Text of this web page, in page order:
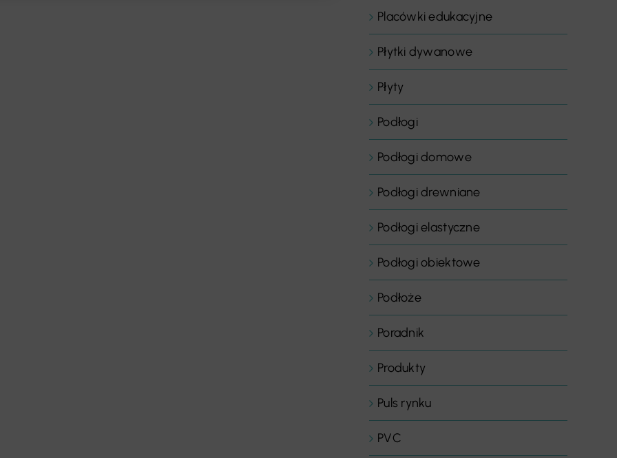
Placówki edukacyjne
Płytki dywanowe
Płyty
Podłogi
Podłogi domowe
Podłogi drewniane
Podłogi elastyczne
Podłogi obiektowe
Podłoże
Poradnik
Produkty
Puls rynku
PVC